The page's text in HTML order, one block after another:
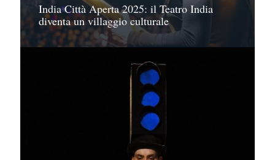
India Città Aperta 2025: il Teatro India
diventa un villaggio culturale